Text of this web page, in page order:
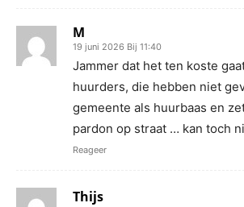
M
19 juni 2026 Bij 11:40
Jammer dat het ten koste
huurders, die hebben niet
gemeente als huurbaas en
pardon op straat … kan toch
Reageer
Thijs